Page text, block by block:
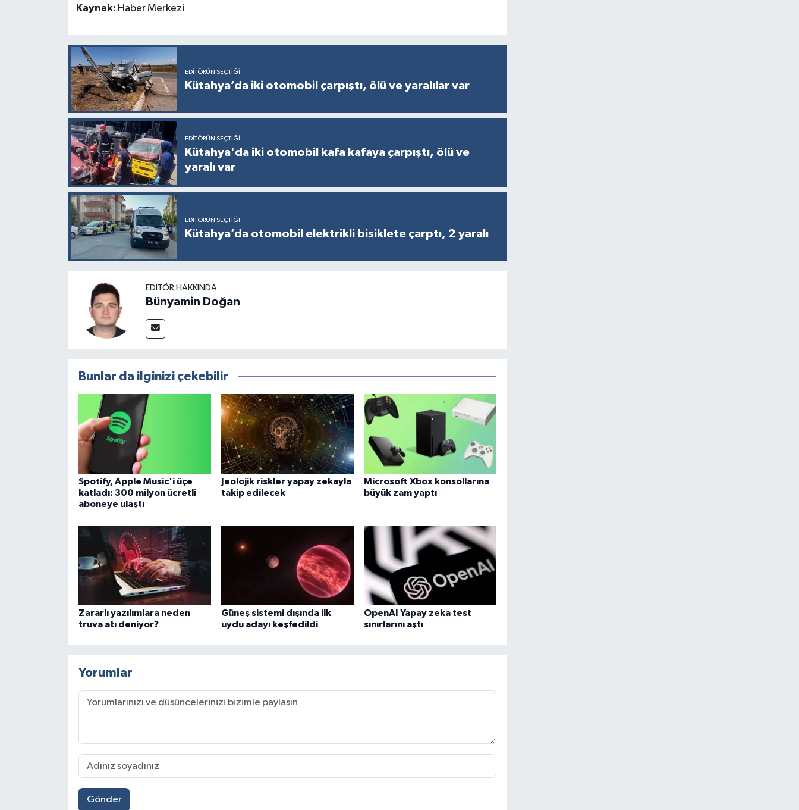
Kaynak: Haber Merkezi
EDITÖRÜN SEÇTIĞI
Kütahya’da iki otomobil çarpıştı, ölü ve yaralılar var
EDITÖRÜN SEÇTIĞI
Kütahya'da iki otomobil kafa kafaya çarpıştı, ölü ve
yaralı var
EDITÖRÜN SEÇTIĞI
Kütahya’da otomobil elektrikli bisiklete çarptı, 2 yaralı
EDITÖR HAKKINDA
Bünyamin Doğan
Bunlar da ilginizi çekebilir
Spotify, Apple Music'i üçe
katladı: 300 milyon ücretli
aboneye ulaştı
Jeolojik riskler yapay zekayla
takip edilecek
Microsoft Xbox konsollarına
büyük zam yaptı
Zararlı yazılımlara neden
truva atı deniyor?
Güneş sistemi dışında ilk
uydu adayı keşfedildi
OpenAI Yapay zeka test
sınırlarını aştı
Yorumlar
Gönder